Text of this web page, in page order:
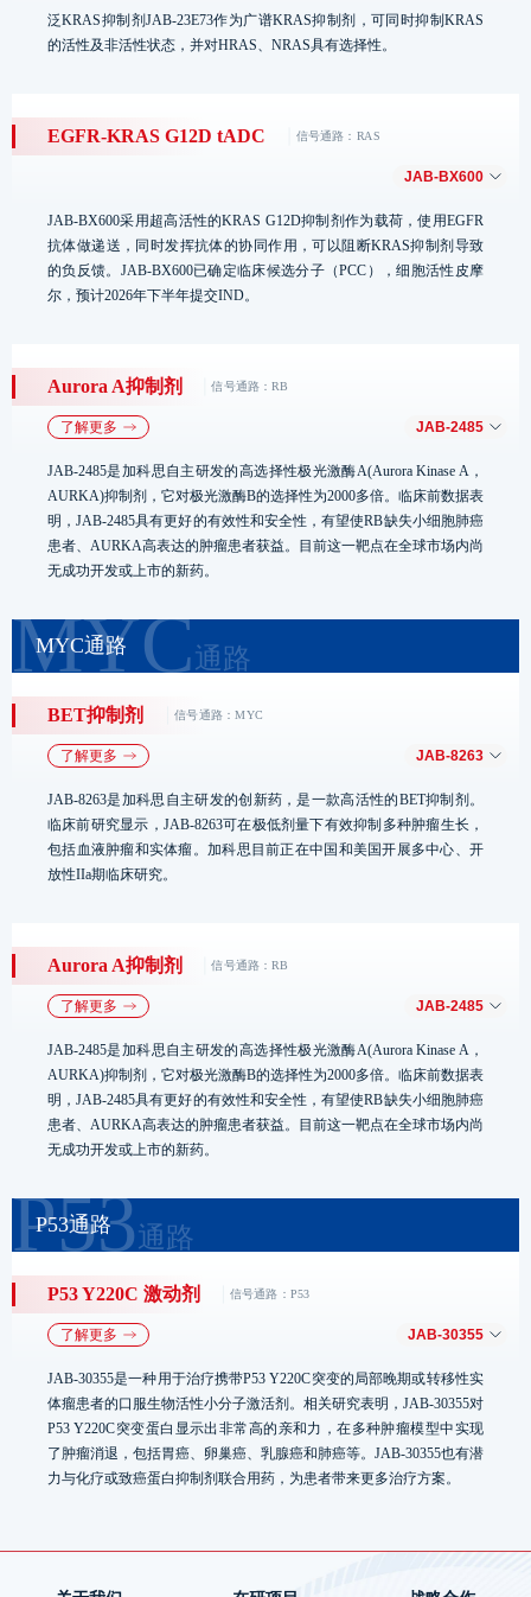
SHP2抑制剂
联合疗法JAB-
一线非小细胞
EGFR单抗联
三线及以上结
单药疗法
癌、胰腺癌、
结直肠癌及其
疗法 适应症 I期 IIa期
泛KRAS抑制剂JAB-23E73作为广谱KRAS抑制剂，可同时抑制KRAS
的活性及非活性状态，并对HRAS、NRAS具有选择性。
IND
单药疗法
胰腺癌、结直肠癌、非
小细胞肺癌
EGFR-KRAS G12D tADC 信号通路：RAS
JAB-BX600​
JAB-BX600采用超高活性的KRAS G12D抑制剂作为载荷，使用EGFR
抗体做递送，同时发挥抗体的协同作用，可以阻断KRAS抑制剂导致
的负反馈。JAB-BX600已确定临床候选分子（PCC），细胞活性皮摩
尔，预计2026年下半年提交IND。
JAB-BX600​
疗法
单药疗法
胰腺癌、结直肠癌、非小细
胞肺癌、实体瘤
Aurora A抑制剂 信号通路：RB
了解更多 JAB-2485
JAB-2485是加科思自主研发的高选择性极光激酶A(Aurora Kinase A，
AURKA)抑制剂，它对极光激酶B的选择性为2000多倍。临床前数据表
明，JAB-2485具有更好的有效性和安全性，有望使RB缺失小细胞肺癌
患者、AURKA高表达的肿瘤患者获益。目前这一靶点在全球市场内尚
无成功开发或上市的新药。
数据更新截止于2025年8月30日
美国试验
中国试验
JAB-2485
疗法 适应症
单药疗法
MYC通路
BET抑制剂 信号通路：MYC
了解更多 JAB-8263
JAB-8263是加科思自主研发的创新药，是一款高活性的BET抑制剂。
临床前研究显示，JAB-8263可在极低剂量下有效抑制多种肿瘤生长，
包括血液肿瘤和实体瘤。加科思目前正在中国和美国开展多中心、开
放性IIa期临床研究。
疗法 IND
单药疗法 实体瘤
单药疗法 实体瘤
单药疗法及JAK抑制剂
Aurora A抑制剂 信号通路：RB
了解更多 JAB-2485
JAB-2485是加科思自主研发的高选择性极光激酶A(Aurora Kinase A，
AURKA)抑制剂，它对极光激酶B的选择性为2000多倍。临床前数据表
明，JAB-2485具有更好的有效性和安全性，有望使RB缺失小细胞肺癌
患者、AURKA高表达的肿瘤患者获益。目前这一靶点在全球市场内尚
无成功开发或上市的新药。
数据更新截止于2025年8月30日
美国试验
中国试验
JAB-2485
疗法 适应症
单药疗法
P53通路
P53 Y220C 激动剂 信号通路：P53
了解更多 JAB-30355
JAB-30355是一种用于治疗携带P53 Y220C突变的局部晚期或转移性实
体瘤患者的口服生物活性小分子激活剂。相关研究表明，JAB-30355对
P53 Y220C突变蛋白显示出非常高的亲和力，在多种肿瘤模型中实现
了肿瘤消退，包括胃癌、卵巢癌、乳腺癌和肺癌等。JAB-30355也有潜
力与化疗或致癌蛋白抑制剂联合用药，为患者带来更多治疗方案。
美国试验
中国试验 全球试验